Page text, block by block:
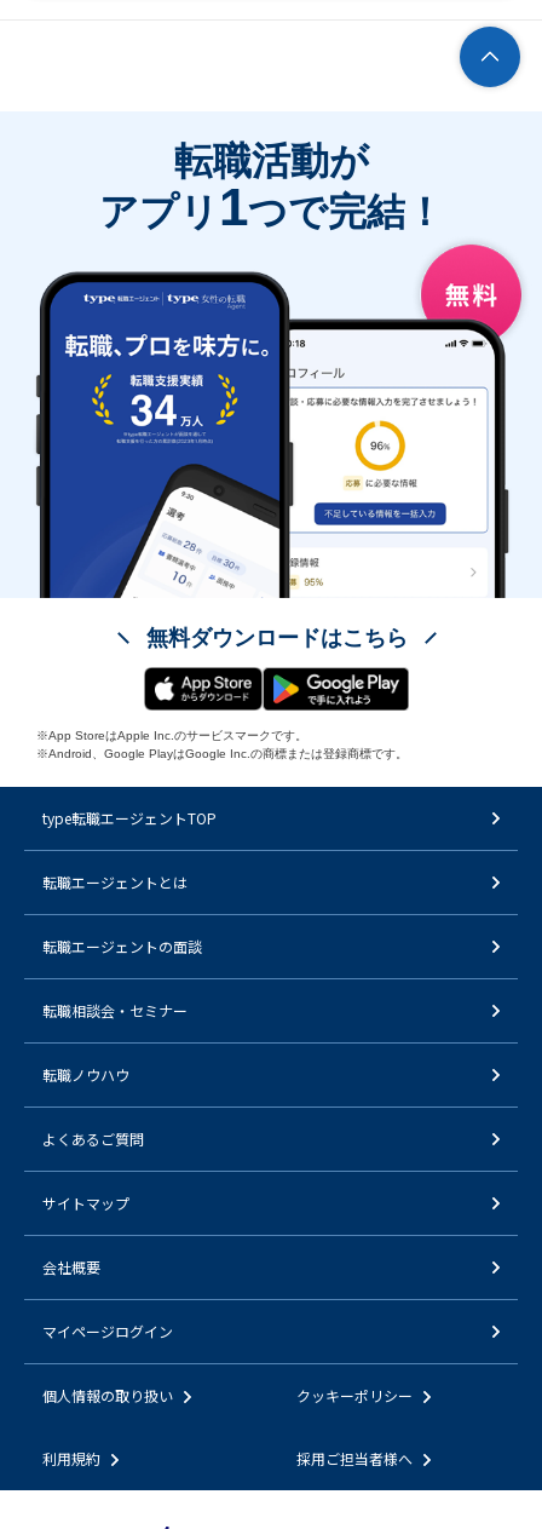
転職活動が
アプリ 1つで完結！
無料ダウンロードはこちら
※App StoreはApple Inc.のサービスマークです。
※Android、Google PlayはGoogle Inc.の商標または登録商標です。
type転職エージェントTOP
転職エージェントとは
転職エージェントの面談
転職相談会・セミナー
転職ノウハウ
よくあるご質問
サイトマップ
会社概要
マイページログイン
個人情報の取り扱い クッキーポリシー
利用規約 採用ご担当者様へ